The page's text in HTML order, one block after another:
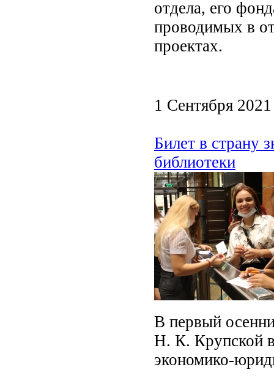
отдела, его
проводимых в
проектах.
1 Сентября 2021
Билет в страну
библиотеки
В первый
Н. К. Крупской
экономико-